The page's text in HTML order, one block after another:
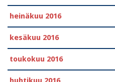
heinäkuu 2016
kesäkuu 2016
toukokuu 2016